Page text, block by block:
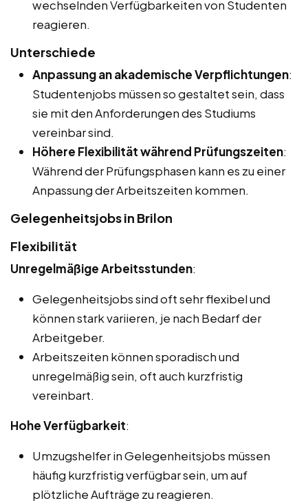
wechselnden Verfügbarkeiten von Studenten
reagieren.
Unterschiede
Anpassung an akademische Verpflichtungen:
Studentenjobs müssen so gestaltet sein, dass
sie mit den Anforderungen des Studiums
vereinbar sind.
Höhere Flexibilität während Prüfungszeiten:
Während der Prüfungsphasen kann es zu einer
Anpassung der Arbeitszeiten kommen.
Gelegenheitsjobs in Brilon
Flexibilität
Unregelmäßige Arbeitsstunden:
Gelegenheitsjobs sind oft sehr flexibel und
können stark variieren, je nach Bedarf der
Arbeitgeber.
Arbeitszeiten können sporadisch und
unregelmäßig sein, oft auch kurzfristig
vereinbart.
Hohe Verfügbarkeit:
Umzugshelfer in Gelegenheitsjobs müssen
häufig kurzfristig verfügbar sein, um auf
plötzliche Aufträge zu reagieren.